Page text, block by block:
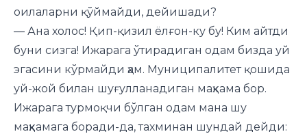
оилаларни қўймайди, дейишади?
— Ана холос! Қип-қизил ёлғон-ку бу! Ким айтди
буни сизга! Ижарага ўтирадиган одам бизда уй
эгасини кўрмайди ҳам. Муниципалитет қошида
уй-жой билан шуғулланадиган маҳкама бор.
Ижарага турмоқчи бўлган одам мана шу
маҳкамага боради-да, тахминан шундай дейди: